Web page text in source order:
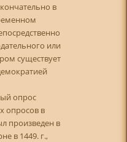
в
или
существует
опрос
опросов в
произведен в
в 1449. г.,